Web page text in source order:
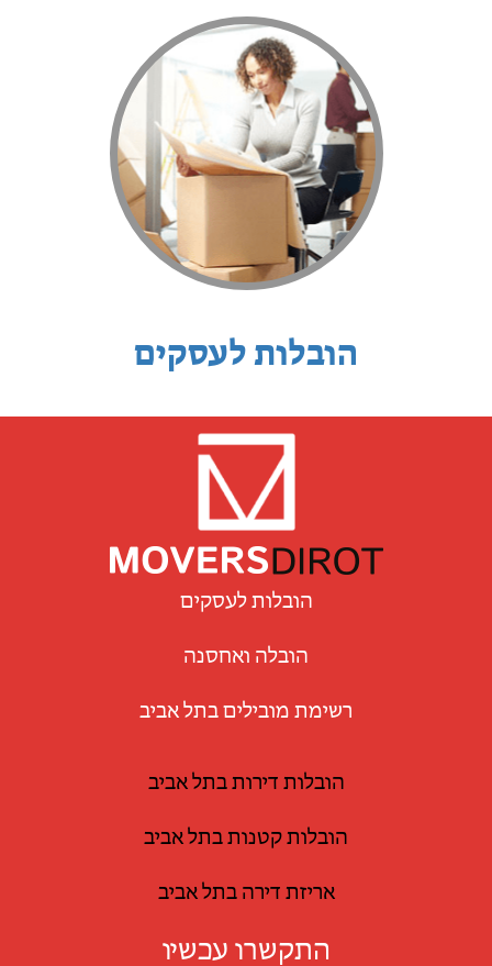
הובלות לעסקים
הובלות לעסקים
הובלה ואחסנה
רשימת מובילים בתל אביב
הובלות דירות בתל אביב
הובלות קטנות בתל אביב
אריזת דירה בתל אביב
התקשרו עכשיו